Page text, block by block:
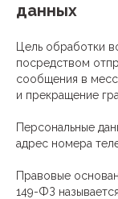
данных
Цель обработки
посредством
сообщения в
и прекращение
Персональные
адрес номера
Правовые
149-ФЗ